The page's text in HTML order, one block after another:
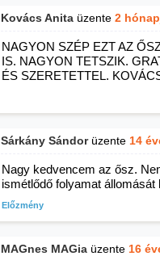
Kovács Anita üzente 2
NAGYON SZÉP EZT AZ
IS. NAGYON TETSZIK.
ÉS SZERETETTEL.
Sárkány Sándorüzente 14
Nagy kedvencem az ősz.
ismétlődő folyamat állomását
Előzmény
MAGnes MAGia üzente 16